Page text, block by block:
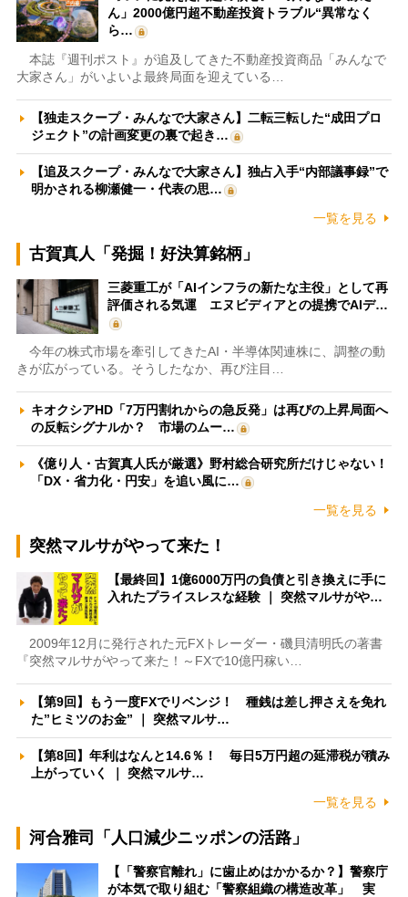
ん」2000億円超不動産投資トラブル“異常なく
ら…
本誌『週刊ポスト』が追及してきた不動産投資商品「みんなで
大家さん」がいよいよ最終局面を迎えている…
【独走スクープ・みんなで大家さん】二転三転した“成田プロ
ジェクト”の計画変更の裏で起き…
【追及スクープ・みんなで大家さん】独占入手“内部議事録”で
明かされる柳瀬健一・代表の思…
一覧を見る
古賀真人「発掘！好決算銘柄」
三菱重工が「AIインフラの新たな主役」として再
評価される気運 エヌビディアとの提携でAIデ…
今年の株式市場を牽引してきたAI・半導体関連株に、調整の動
きが広がっている。そうしたなか、再び注目…
キオクシアHD「7万円割れからの急反発」は再びの上昇局面へ
の反転シグナルか？ 市場のムー…
《億り人・古賀真人氏が厳選》野村総合研究所だけじゃない！
「DX・省力化・円安」を追い風に…
一覧を見る
突然マルサがやって来た！
【最終回】1億6000万円の負債と引き換えに手に
入れたプライスレスな経験 ｜ 突然マルサがや…
2009年12月に発行された元FXトレーダー・磯貝清明氏の著書
『突然マルサがやって来た！～FXで10億円稼い…
【第9回】もう一度FXでリベンジ！ 種銭は差し押さえを免れ
た”ヒミツのお金” ｜ 突然マルサ…
【第8回】年利はなんと14.6％！ 毎日5万円超の延滞税が積み
上がっていく ｜ 突然マルサ…
一覧を見る
河合雅司「人口減少ニッポンの活路」
【「警察官離れ」に歯止めはかかるか？】警察庁
が本気で取り組む「警察組織の構造改革」 実